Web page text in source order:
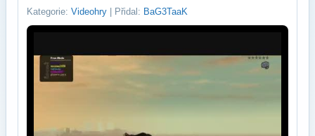
Kategorie: Videohry | Přidal: BaG3TaaK